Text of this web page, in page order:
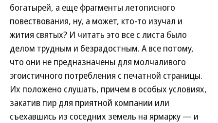
богатырей, а еще фрагменты летописного
повествования, ну, а может, кто-то изучал и
жития святых? И читать это все с листа было
делом трудным и безрадостным. А все потому,
что они не предназначены для молчаливого
эгоистичного потребления с печатной страницы.
Их положено слушать, причем в особых условиях,
закатив пир для приятной компании или
съехавшись из соседних земель на ярмарку — и